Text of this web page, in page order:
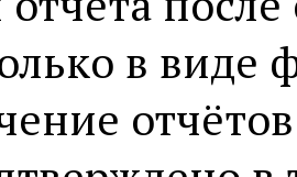
в виде